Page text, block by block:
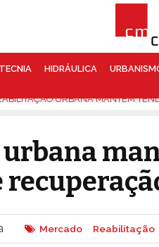
HIDRÁULICA
URBANA MANTÉM
Mercado Reabilitação